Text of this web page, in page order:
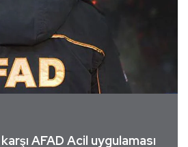
AFAD Acil uygulaması